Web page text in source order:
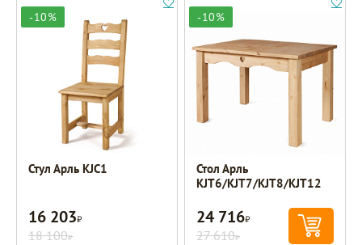
-10%
Стул Арль KJC1
16 203Р
18 100Р
-10%
Стол Арль
KJT6/KJT7/KJT8/KJT12
24 716Р
27 610Р